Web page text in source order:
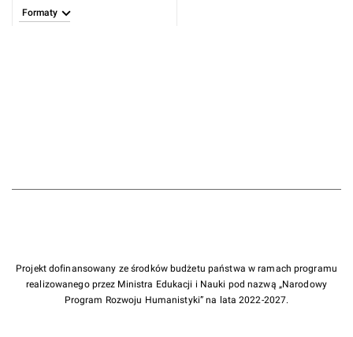
Formaty
Projekt dofinansowany ze środków budżetu państwa w ramach programu
realizowanego przez Ministra Edukacji i Nauki pod nazwą „Narodowy
Program Rozwoju Humanistyki” na lata 2022-2027.